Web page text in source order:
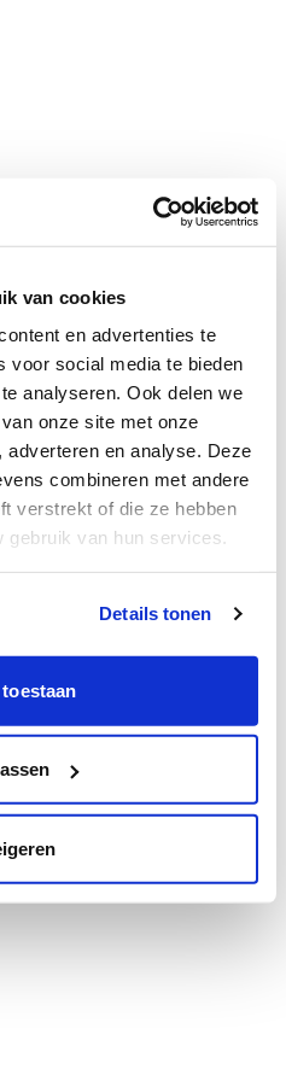
van cookies
en advertenties te
voor social media te bieden
analyseren. Ook delen we
onze site met onze
en analyse. Deze
combineren met andere
verstrekt of die ze hebben
gebruik van hun services.
Details tonen